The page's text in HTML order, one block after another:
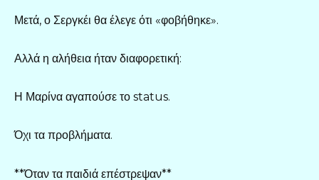
Μετά, ο Σεργκέι θα έλεγε ότι «φοβήθηκε».
Αλλά η αλήθεια ήταν διαφορετική:
Η Μαρίνα αγαπούσε το status.
Όχι τα προβλήματα.
**Όταν τα παιδιά επέστρεψαν**